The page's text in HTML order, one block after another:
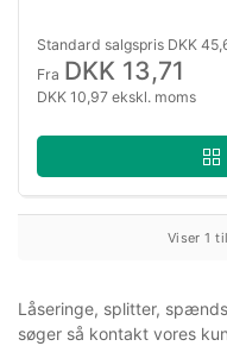
Standard salgspris DKK
Fra DKK 13,71
DKK 10,97 ekskl. moms
Viser 1
Låseringe, splitter,
søger så kontakt vores